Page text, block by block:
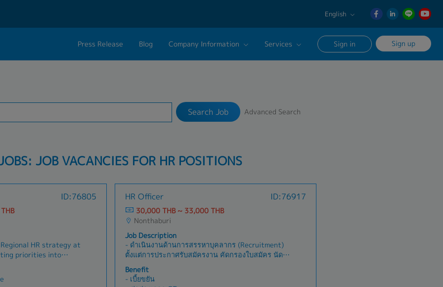
English
English
日本語
Press Release Blog Company Information
Group CEO Message
Services Sign in Sign up
Search Job Advanced Search
JOB VACANCIES FOR HR POSITIONS
ID:76805
HR strategy at
priorities into
local business
context.• Serve as
country HR
HR Officer ID:76917
30,000 THB ~ 33,000 THB
Nonthaburi
Job Description
- ดำเนินงานด้านการสรรหาบุคลากร (Recruitment)
ตั้งแต่การประกาศรับสมัครงาน คัดกรองใบสมัคร นัด
หมายสัมภาษณ์ ประสานงานกับผู้ที่เกี่ยวข้อง และ
ดำเนินการรับพนักงานใหม่- จัดเตรียมและประสาน
งานการปฐมนิเทศพนักงานใหม่ (Orientation)-
Benefit
- เบี้ยขยัน